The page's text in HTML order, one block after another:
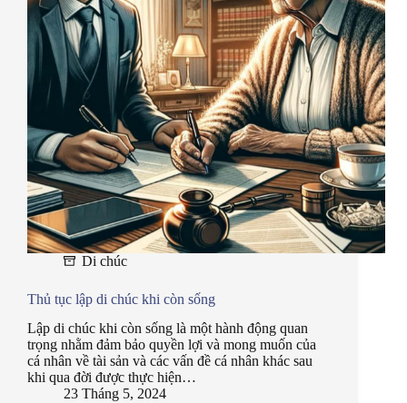
Di chúc
Thủ tục lập di chúc khi còn sống
Lập di chúc khi còn sống là một hành động quan
trọng nhằm đảm bảo quyền lợi và mong muốn của
cá nhân về tài sản và các vấn đề cá nhân khác sau
khi qua đời được thực hiện…
23 Tháng 5, 2024